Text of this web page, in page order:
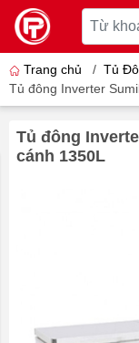
Trang chủ / Tủ
Tủ đông Inverter
Tủ đông
cánh 1350L